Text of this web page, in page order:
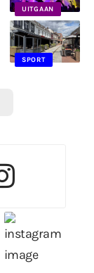
UITGAAN
SPORT